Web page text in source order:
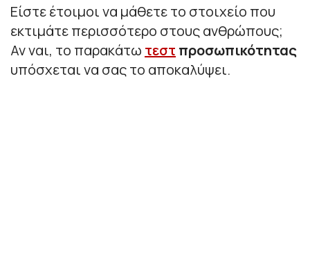
Είστε έτοιμοι να μάθετε το στοιχείο που
εκτιμάτε περισσότερο στους ανθρώπους;
Αν ναι, το παρακάτω τεστ προσωπικότητας
υπόσχεται να σας το αποκαλύψει.